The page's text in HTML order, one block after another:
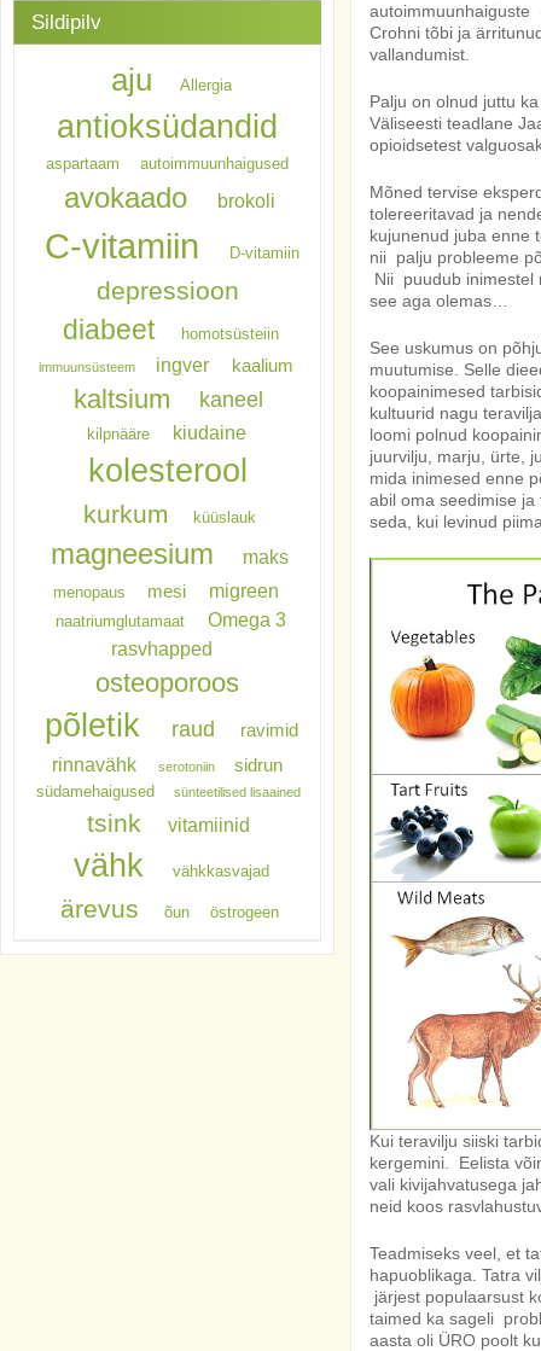
autoimmuunhaiguste
Crohni tõbi ja
vallandumist.
Palju on olnud juttu
Väliseesti teadlane
opioidsetest
Mõned tervise
tolereeritavad ja
kujunenud juba enne
nii palju probleeme
Nii puudub inimestel
see aga olemas…
See uskumus on
muutumise. Selle
koopainimesed
kultuurid nagu
loomi polnud
juurvilju, marju, ürte,
mida inimesed enne
abil oma seedimise
seda, kui levinud
Kui teravilju siiski
kergemini. Eelista
vali kivijahvatusega
neid koos
Teadmiseks veel, et
hapuoblikaga. Tatra
järjest populaarsust
taimed ka sageli
aasta oli ÜRO poolt
Sildipilv
aju Allergia
antioksüdandid
aspartaam autoimmuunhaigused
avokaado brokoli
C-vitamiin D-vitamiin
depressioon
diabeet homotsüsteiin
immuunsüsteem ingver kaalium
kaltsium kaneel
kilpnääre kiudaine
kolesterool
kurkum küüslauk
magneesium maks
menopaus mesi migreen
naatriumglutamaat
Omega 3
rasvhapped
osteoporoos
põletik raud ravimid
rinnavähk serotoniin sidrun
südamehaigused sünteetilised lisaained
tsink vitamiinid
vähk vähkkasvajad
ärevus õun östrogeen